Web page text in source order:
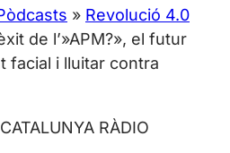
» Revolució 4.0
de l’»APM?», el futur
facial i lluitar contra
RÀDIO